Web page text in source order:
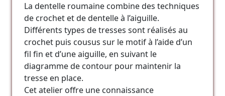
La dentelle roumaine combine des techniques
de crochet et de dentelle à l’aiguille.
Différents types de tresses sont réalisés au
crochet puis cousus sur le motif à l’aide d’un
fil fin et d’une aiguille, en suivant le
diagramme de contour pour maintenir la
tresse en place.
Cet atelier offre une connaissance